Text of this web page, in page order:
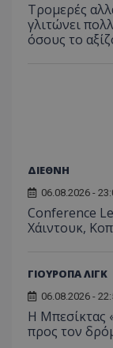
Τρομερές
γλιτώνει
όσους το
ΔΙΕΘΝΗ
06.08.2026 -
Conference
Χάιντουκ,
ΓΙΟΥΡΟΠΑ ΛΙΓΚ
06.08.2026 -
Η Μπεσίκτας
προς τον